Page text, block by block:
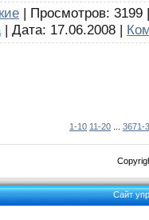
| Просмотров: 3199
| Дата: 17.06.2008 |
1-10 11-20 3671-
Сайт